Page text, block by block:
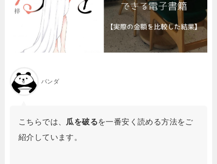
パンダ
こちらでは、 瓜を破るを一番安く読める方法をご
紹介しています 。